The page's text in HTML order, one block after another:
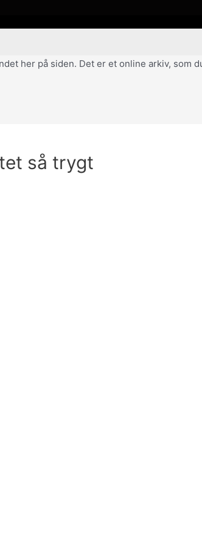
her på siden. Det er et online arkiv, som
så trygt